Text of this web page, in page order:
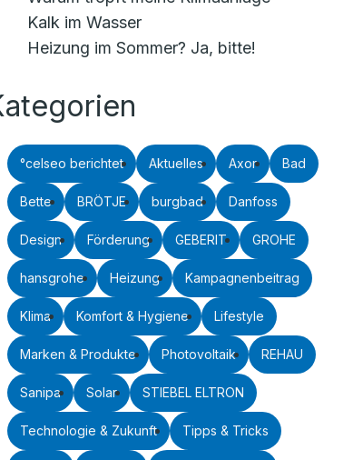
Kalk im Wasser
Heizung im Sommer? Ja, bitte!
°celseo berichtet Aktuelles Axor Bad
Bette BRÖTJE burgbad Danfoss
Design Förderung GEBERIT GROHE
hansgrohe Heizung Kampagnenbeitrag
Klima Komfort & Hygiene Lifestyle
Marken & Produkte Photovoltaik REHAU
Sanipa Solar STIEBEL ELTRON
Technologie & Zukunft Tipps & Tricks